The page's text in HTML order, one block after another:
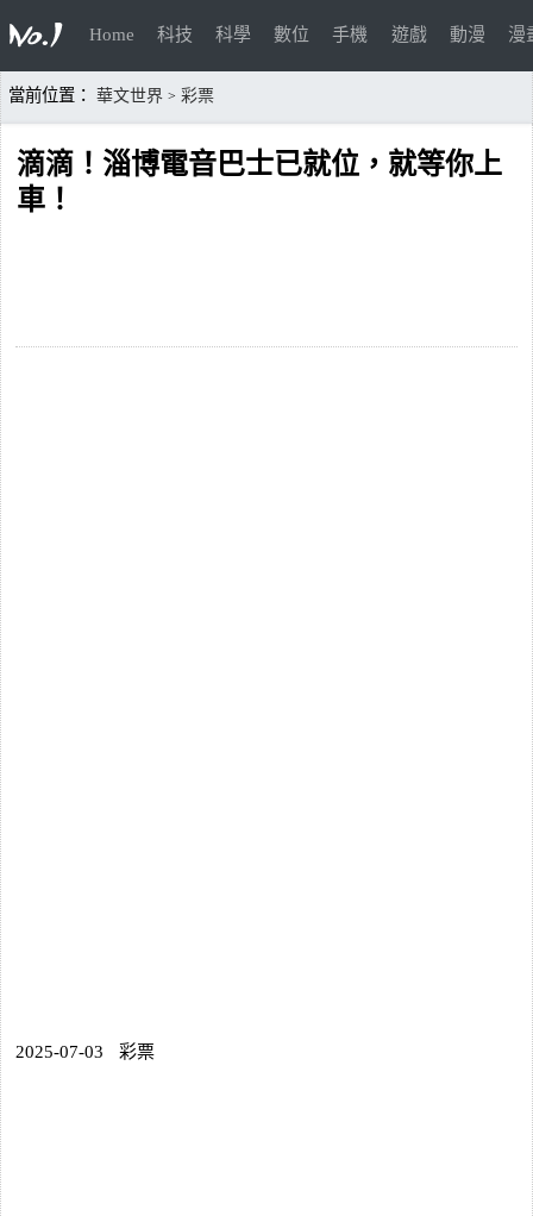
Home 科技 科學 數位 手機 遊戲 動漫 漫
當前位置： 華文世界 > 彩票
滴滴！淄博電音巴士已就位，就等你上
車！
2025-07-03 彩票